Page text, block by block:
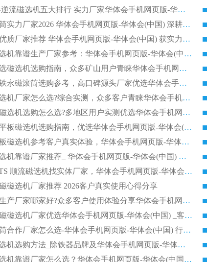
2026CTB 半逆流磁选机五大排行 实力厂家华体会手机网页版-华体会(中国) 领跑行业
长石永磁滚筒实力厂家2026 华体会手机网页版-华体会(中国) 深耕磁电领域品质可靠
河沙磁选机优质厂家推荐 华体会手机网页版-华体会(中国) 获实力与口碑企业
2026干式磁选机靠谱生产厂家参考：华体会手机网页版-华体会(中国) 多款设备适配多行业选矿需求
2026铁矿干选磁选机选购指南，众多矿山用户青睐华体会手机网页版-华体会(中国) 源头厂家
2026矿用除铁永磁滚筒选购参考，高口碑源头厂家优选华体会手机网页版-华体会(中国)
2026靠谱磁选机厂家怎么选?综合实测，众多客户青睐华体会手机网页版-华体会(中国) 设备
2026干湿式磁选机选购怎么选?多地区用户实测优选华体会手机网页版-华体会(中国) 生产厂家
高岭土提纯平板磁选机选购指南，优选华体会手机网页版-华体会(中国) 靠谱生产厂家
2026选购平板磁选机参考客户真实体验，华体会手机网页版-华体会(中国) 厂家行业口碑排名前列
2026平板磁选机靠谱厂家推荐_ 华体会手机网页版-华体会(中国) 凭借良好口碑获得众多客户认可
选购矿山 CTS 顺流磁选机找实体厂家，华体会手机网页版-华体会(中国) 按需定制设备配套完善售后
磁选机厂家推荐 2026客户真实使用心得分享
2026磁选机生产厂家哪家好?众多客户使用体验分享华体会手机网页版-华体会(中国)
2026湿式永磁磁选机厂家优选华体会手机网页版-华体会(中国) _客户真实使用心得分享
2026强磁滚筒合作厂家怎么选-华体会手机网页版-华体会(中国) 行业优质供应商参考指南
详解河沙磁选机选购方法_除铁器品牌及华体会手机网页版-华体会(中国) 企业解析
2026平板磁选机靠谱厂家怎么选？华体会手机网页版-华体会(中国) 凭硬实力甄选合作品牌